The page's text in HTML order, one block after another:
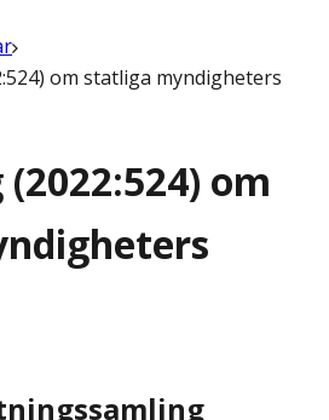
om statliga myndigheters
om